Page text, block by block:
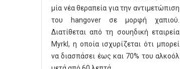
μία νέα θεραπεία για την αντιμετώπιση
του hangover σε μορφή χαπιού.
Διατίθεται από τη σουηδική εταιρεία
Myrkl, η οποία ισχυρίζεται ότι μπορεί
να διασπάσει έως και 70% του αλκοόλ